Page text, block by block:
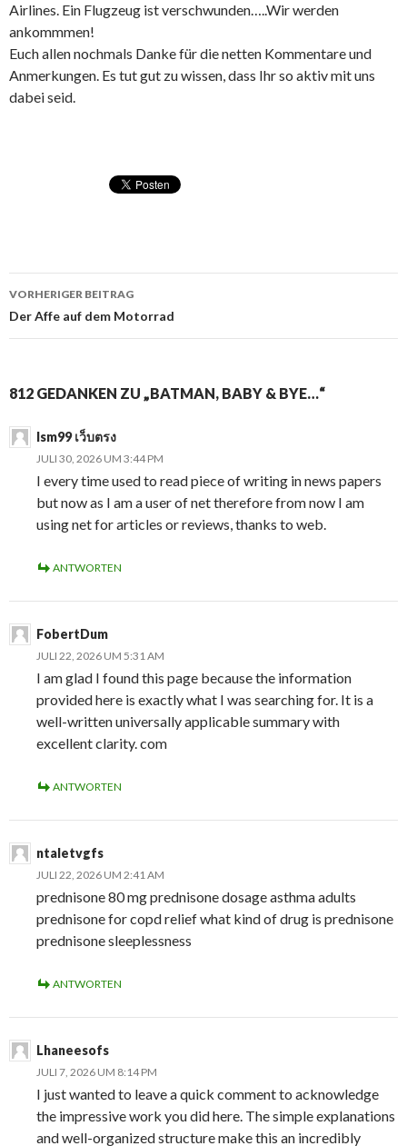
Airlines. Ein Flugzeug ist verschwunden…..Wir werden
ankommmen!
Euch allen nochmals Danke für die netten Kommentare und
Anmerkungen. Es tut gut zu wissen, dass Ihr so aktiv mit uns
dabei seid.
Beitragsnavigation
VORHERIGER BEITRAG
Der Affe auf dem Motorrad
812 GEDANKEN ZU „BATMAN, BABY & BYE…“
lsm99 เว็บตรง
JULI 30, 2026 UM 3:44 PM
I every time used to read piece of writing in news papers
but now as I am a user of net therefore from now I am
using net for articles or reviews, thanks to web.
ANTWORTEN
FobertDum
JULI 22, 2026 UM 5:31 AM
I am glad I found this page because the information
provided here is exactly what I was searching for. It is a
well-written universally applicable summary with
excellent clarity. com
ANTWORTEN
ntaletvgfs
JULI 22, 2026 UM 2:41 AM
prednisone 80 mg prednisone dosage asthma adults
prednisone for copd relief what kind of drug is prednisone
prednisone sleeplessness
ANTWORTEN
Lhaneesofs
JULI 7, 2026 UM 8:14 PM
I just wanted to leave a quick comment to acknowledge
the impressive work you did here. The simple explanations
and well-organized structure make this an incredibly